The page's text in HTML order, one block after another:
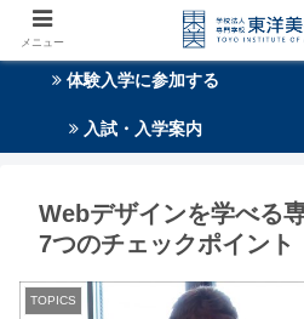
体験入学に参加する
入試・入学案内
Webデザインを学べる
7つのチェックポイント
TOPICS
メニュー